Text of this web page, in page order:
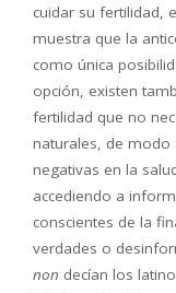
cuidar su fertilidad,
muestra que la
como única
opción, existen
fertilidad que no
naturales, de modo
negativas en la
accediendo a
conscientes de la
verdades o
non decían los